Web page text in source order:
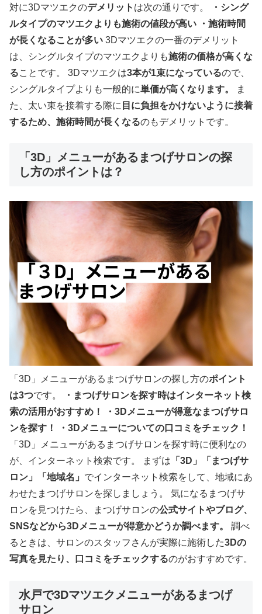
対に3Dマツエクのデメリット は次の通りです。
・シング
ルタイプのマツエクよりも施術の値段が高い
・施術時間
が長くなることが多い 3Dマツエクの一番のデメリット
は、シングルタイプのマツエクよりも施術の価格が高くな
ることです。 3Dマツエクは3本が1束になっているので、
シングルタイプよりも一般的に単価が高くなります。
ま
た、太い束を接着する際に 目に負担をかけないように接着
するため、施術時間が長くなるのもデメリットです。
「3D」メニューがあるまつげサロンの探
し方のポイントは？
「3D」メニューがあるまつげサロンの探し方のポイント
は3つです。
・まつげサロンを探す時はインターネット検
索の活用がおすすめ！
・ 3D メニューが得意なまつげサロ
ンを探す！
・ 3D メニューについての口コミをチェック！
「3D」メニューがあるまつげサロンを探す時に便利なの
が、インターネット検索です。 まずは 「3D」「まつげサ
ロン」「地域名」 でインターネット検索をして、地域にあ
わせたまつげサロンを探しましょう。 気になるまつげサ
ロンを見つけたら、まつげサロンの公式サイトやブログ、
SNSなどから3Dメニューが得意かどうか調べます。
調べ
るときは、サロンのスタッフさんが実際に施術した3Dの
写真を見たり、口コミをチェックするのがおすすめです。
水戸で3Dマツエクメニューがあるまつげ
サロン